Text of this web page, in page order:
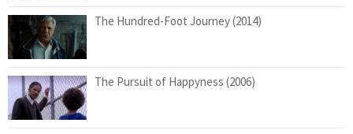
The Hundred-Foot Journey (2014)
The Pursuit of Happyness (2006)